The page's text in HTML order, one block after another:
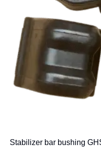
Stabilizer bar bushing